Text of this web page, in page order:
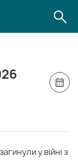
у війні з